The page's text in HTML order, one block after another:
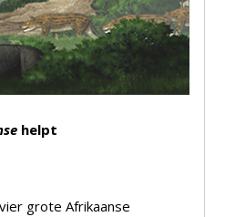
helpt
grote Afrikaanse